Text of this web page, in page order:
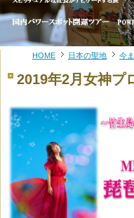
HOME 日本の聖地 今
2019年2月女神プ